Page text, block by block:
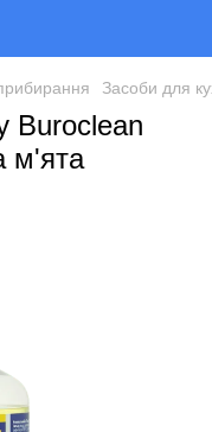
Засоби для
Buroclean
м'ята